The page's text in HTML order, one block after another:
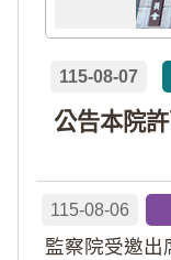
115-08-07
115-08-06
監察院受邀出